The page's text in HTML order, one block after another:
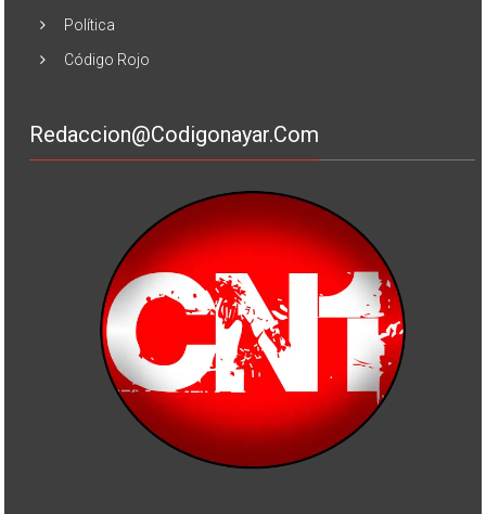
Política
Código Rojo
Redaccion@codigonayar.com